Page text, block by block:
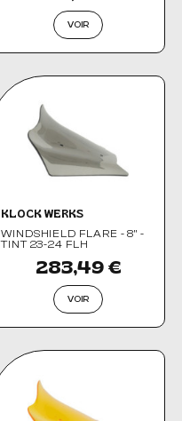
VOIR
KLOCK WERKS
WINDSHIELD FLARE - 8" -
TINT 23-24 FLH
283,49 €
VOIR